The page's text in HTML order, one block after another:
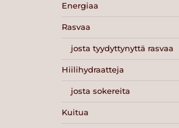
Energiaa
Rasvaa
josta tyydyttynyttä rasvaa
Hiilihydraatteja
josta sokereita
Kuitua